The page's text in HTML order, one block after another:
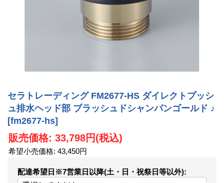
セラトレーディング FM2677-HS ダイレクトプッシ
ュ排水ヘッド部 ブラッシュドシャンパンゴールド ♪
[fm2677-hs]
販売価格: 33,798円(税込)
希望小売価格: 43,450円
配達希望日※7営業日以降(土・日・祝祭日等以外):